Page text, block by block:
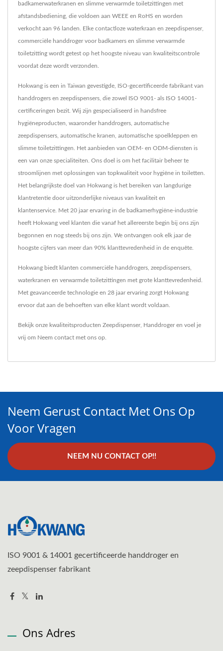
badkamerwaterkranen en slimme verwarmde toiletzittingen met
afstandsbediening, die voldoen aan WEEE en RoHS en worden
verkocht aan 96 landen. Elke contactloze waterkraan en zeepdispenser,
commerciële handdroger voor badkamers en slimme verwarmde
toiletzitting wordt getest op het hoogste niveau van kwaliteitscontrole
voordat deze wordt verzonden.
Hokwang is een in Taiwan gevestigde, ISO-gecertificeerde fabrikant van
handdrogers en zeepdispensers, die zowel ISO 9001- als ISO 14001-
certificeringen bezit. Wij zijn gespecialiseerd in handsfree
hygiëneproducten, waaronder handdrogers, automatische
zeepdispensers, automatische kranen, automatische spoelkleppen en
slimme toiletzittingen. Het aanbieden van OEM- en ODM-diensten is
een van onze specialiteiten. Ons doel is om het facilitair beheer te
stroomlijnen met oplossingen van topkwaliteit voor hygiëne in toiletten.
Het belangrijkste doel van Hokwang is het bereiken van langdurige
klantretentie door uitzonderlijke niveaus van kwaliteit en
klantenservice. Met 20 jaar ervaring in de badkamerhygiëne-industrie
heeft Hokwang veel klanten die vanaf het allereerste begin bij ons zijn
begonnen en nog steeds bij ons zijn. We ontvangen ook elk jaar de
hoogste cijfers van meer dan 90% klanttevredenheid in de enquête.
Hokwang biedt klanten commerciële handdrogers, zeepdispensers,
waterkranen en verwarmde toiletzittingen met grote klanttevredenheid.
Met geavanceerde technologie en 28 jaar ervaring zorgt Hokwang
ervoor dat aan de behoeften van elke klant wordt voldaan.
Bekijk onze kwaliteitsproducten Zeepdispenser, Handdrogeren voel je
vrij om Neem contact met ons op
Neem Gerust Contact Met Ons Op
Voor Vragen
NEEM NU CONTACT OP!!
ISO 9001 & 14001 gecertificeerde handdroger en
zeepdispenser fabrikant
Ons Adres